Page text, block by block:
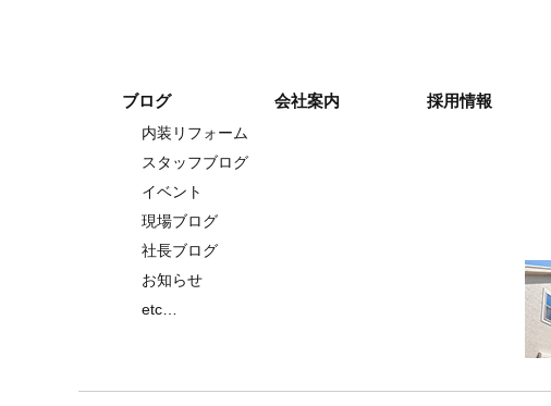
ブログ
内装リフォーム
スタッフブログ
イベント
現場ブログ
社長ブログ
お知らせ
etc…
会社案内 採用情報